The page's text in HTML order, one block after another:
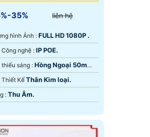
35% liên hệ
hình Ảnh :FULL HD 1080P .
🤖️ Camera Công nghệ : IP POE.
🔅 Khi xem thiếu sáng : Hồng Ngoại 50m
Smart IR.
Thiết Kế Thân Kim loại.
️♚ Khả Năng : Thu Âm.